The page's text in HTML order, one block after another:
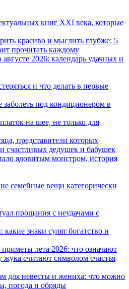
книг XXI века, которые
красиво и мыслить глубже: 5
прочитать каждому
2026: календарь удачных и
и что делать в первые
под кондиционером в
на шее, не только для
представители которых
счастливых дедушек и бабушек
ядовитым монстром, история
семейные вещи категорически
прощания с неудачами с
знаки сулят богатство и
лета 2026: что означают
считают символом счастья
для невесты и жениха: что можно
погода и обряды